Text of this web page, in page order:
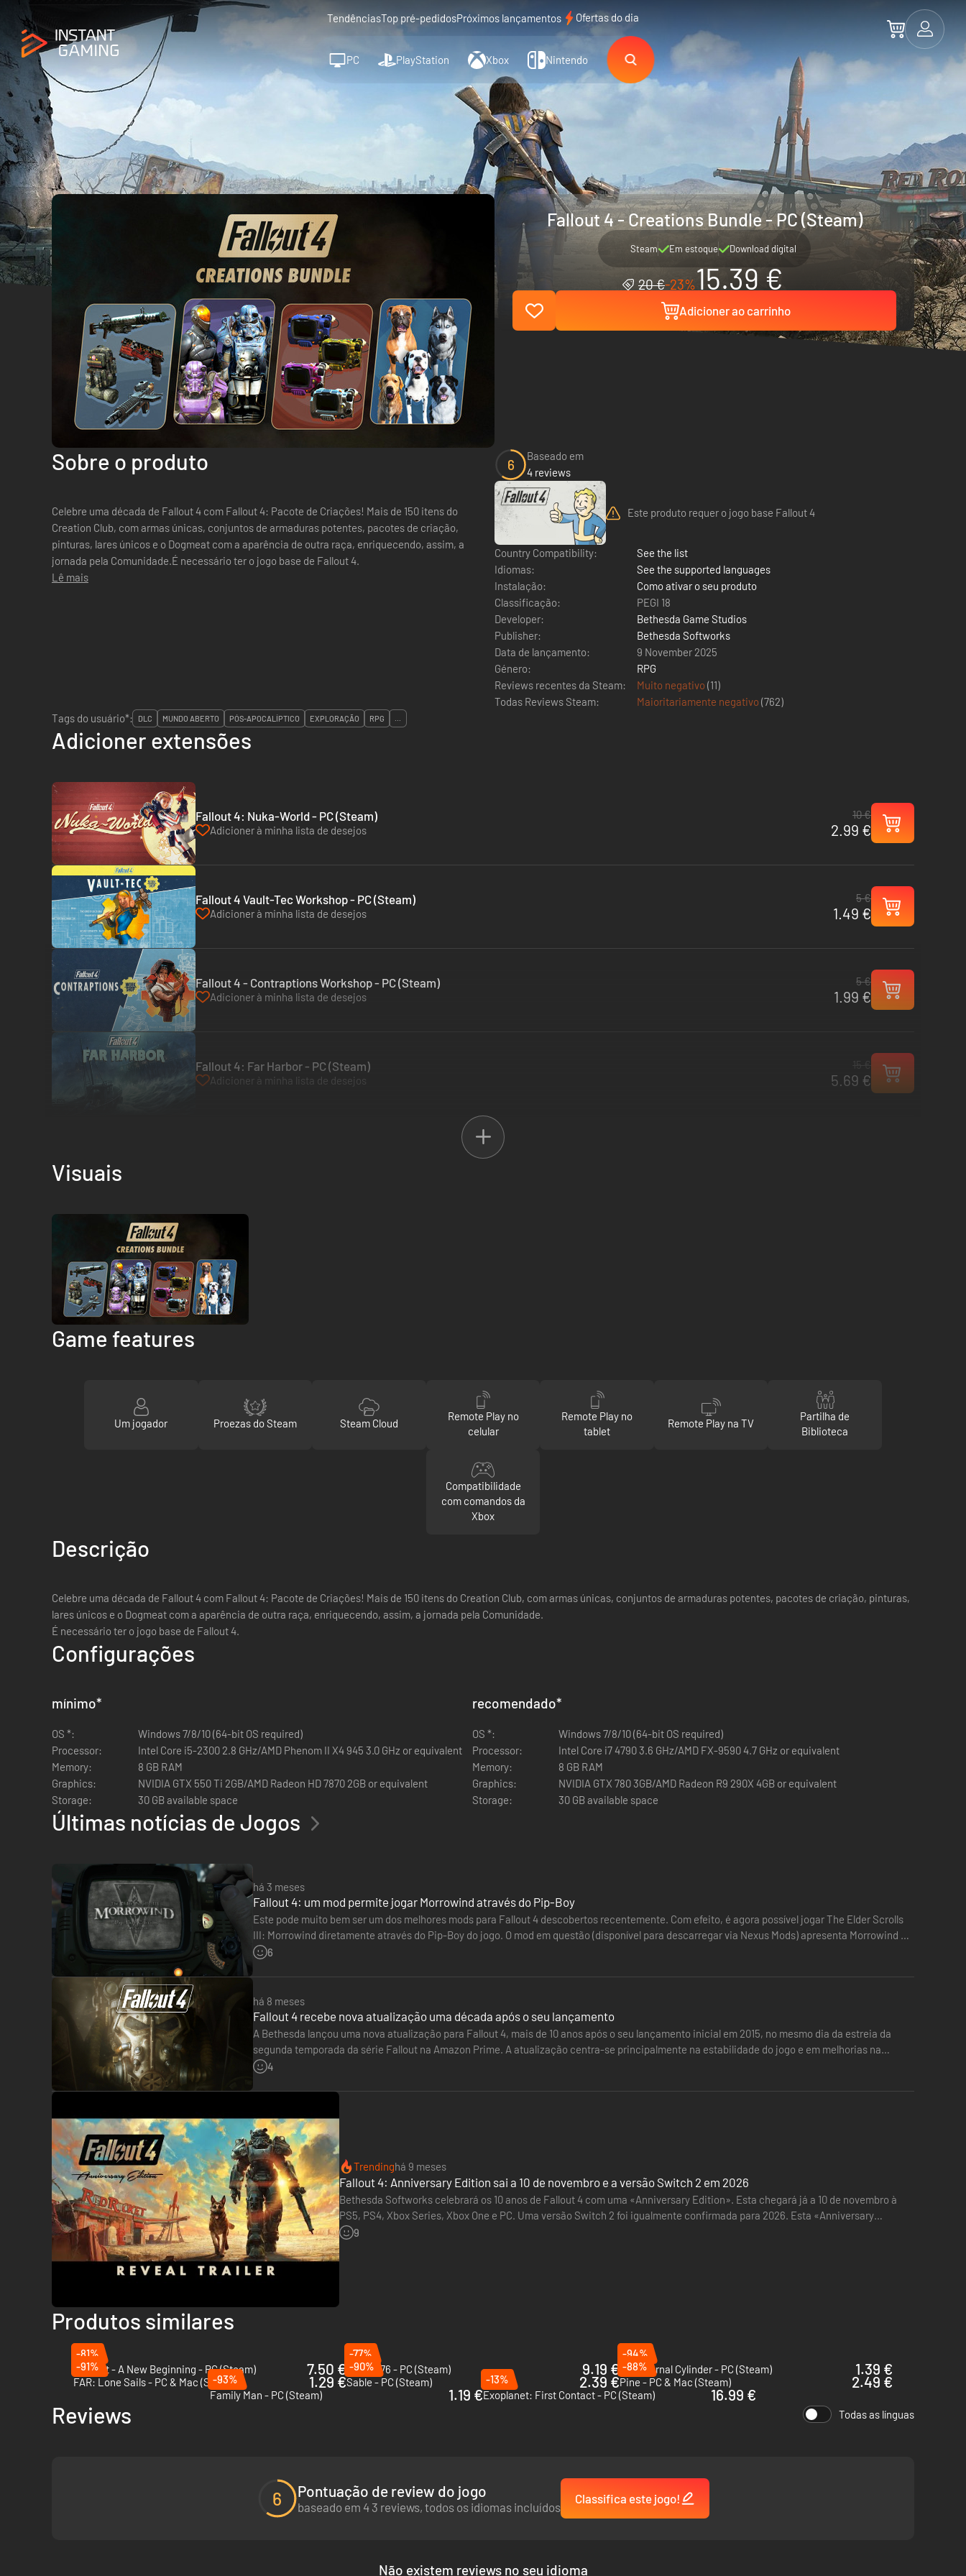
TendênciasTop pré-pedidosPróximos lançamentos Ofertas do dia
PC PlayStation Xbox Nintendo
Fallout 4 - Creations Bundle - PC (Steam)
Steam Em estoque Download digital
20 €-23%15.39 €
Adicioner ao carrinho
Sobre o produto
Celebre uma década de Fallout 4 com Fallout 4: Pacote de Criações! Mais de 150 itens do
Creation Club, com armas únicas, conjuntos de armaduras potentes, pacotes de criação,
pinturas, lares únicos e o Dogmeat com a aparência de outra raça, enriquecendo, assim, a
jornada pela Comunidade.É necessário ter o jogo base de Fallout 4.
Lê mais
6
Baseado em
4 reviews
Este produto requer o jogo base Fallout 4
Country Compatibility:
See the list
Idiomas:
See the supported languages
Instalação:
Como ativar o seu produto
Classificação:
PEGI 18
Developer:
Bethesda Game Studios
Publisher:
Bethesda Softworks
Data de lançamento:
9 November 2025
Género:
RPG
Reviews recentes da Steam:
Muito negativo (11)
Todas Reviews Steam:
Maioritariamente negativo (762)
Tags do usuário*:
DLC MUNDO ABERTO PÓS-APOCALÍPTICO EXPLORAÇÃO RPG ...
Adicioner extensões
Fallout 4: Nuka-World - PC (Steam)
Adicioner à minha lista de desejos
10 €
2.99 €
Fallout 4 Vault-Tec Workshop - PC (Steam)
Adicioner à minha lista de desejos
5 €
1.49 €
Fallout 4 - Contraptions Workshop - PC (Steam)
Adicioner à minha lista de desejos
5 €
1.99 €
Fallout 4: Far Harbor - PC (Steam)
Adicioner à minha lista de desejos 5.69 €
Visuais
Game features
Um jogador Proezas do Steam Steam Cloud
Remote Play no
celular
Remote Play no
tablet
Remote Play na TV
Partilha de
Biblioteca
Compatibilidade
com comandos da
Xbox
Descrição
Celebre uma década de Fallout 4 com Fallout 4: Pacote de Criações! Mais de 150 itens do Creation Club, com armas únicas, conjuntos de armaduras potentes, pacotes de criação, pinturas,
lares únicos e o Dogmeat com a aparência de outra raça, enriquecendo, assim, a jornada pela Comunidade.
É necessário ter o jogo base de Fallout 4.
Configurações
mínimo*
OS *:
Windows 7/8/10 (64-bit OS required)
Processor:
Intel Core i5-2300 2.8 GHz/AMD Phenom II X4 945 3.0 GHz or equivalent
Memory:
8 GB RAM
Graphics:
NVIDIA GTX 550 Ti 2GB/AMD Radeon HD 7870 2GB or equivalent
Storage:
30 GB available space
recomendado*
OS *:
Windows 7/8/10 (64-bit OS required)
Processor:
Intel Core i7 4790 3.6 GHz/AMD FX-9590 4.7 GHz or equivalent
Memory:
8 GB RAM
Graphics:
NVIDIA GTX 780 3GB/AMD Radeon R9 290X 4GB or equivalent
Storage:
30 GB available space
Últimas notícias de Jogos
há 3 meses
Fallout 4: um mod permite jogar Morrowind através do Pip-Boy
Este pode muito bem ser um dos melhores mods para Fallout 4 descobertos recentemente. Com efeito, é agora possível jogar The Elder Scrolls
III: Morrowind diretamente através do Pip-Boy do jogo. O mod em questão (disponível para descarregar via Nexus Mods) apresenta Morrowind no
ecrã do Pip-Boy utilizando…
6
há 8 meses
Fallout 4 recebe nova atualização uma década após o seu lançamento
A Bethesda lançou uma nova atualização para Fallout 4, mais de 10 anos após o seu lançamento inicial em 2015, no mesmo dia da estreia da
segunda temporada da série Fallout na Amazon Prime. A atualização centra-se principalmente na estabilidade do jogo e em melhorias na
interface de utilizador. Corrige…
4
Trendinghá 9 meses
Fallout 4: Anniversary Edition sai a 10 de novembro e a versão Switch 2 em 2026
Bethesda Softworks celebrará os 10 anos de Fallout 4 com uma «Anniversary Edition». Esta chegará já a 10 de novembro à
PS5, PS4, Xbox Series, Xbox One e PC. Uma versão Switch 2 foi igualmente confirmada para 2026. Esta «Anniversary
Edition» conterá o jogo base, as suas seis expansões oficiais e mais…
9
Produtos similares
-81%
Outcast - A New Beginning - PC (Steam)
7.50 €
-77%
Fallout 76 - PC (Steam)
9.19 €
-94%
The Eternal Cylinder - PC (Steam)
1.39 €
-91%
FAR: Lone Sails - PC & Mac (Steam)
1.29 €
-90%
Sable - PC (Steam)
2.39 €
-88%
Pine - PC & Mac (Steam)
2.49 €
-93%
Family Man - PC (Steam)
1.19 €
-13%
Exoplanet: First Contact - PC (Steam)
16.99 €
Reviews Todas as línguas
6 Pontuação de review do jogo
baseado em 4 3 reviews, todos os idiomas incluídos
Classifica este jogo!
Não existem reviews no seu idioma